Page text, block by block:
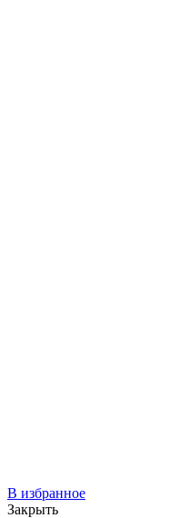
В избранное
Закрыть